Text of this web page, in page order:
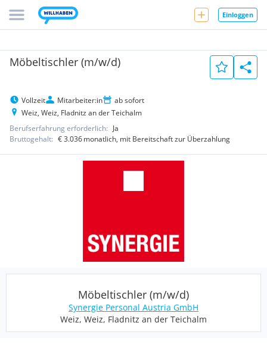
Einloggen
Möbeltischler (m/w/d)
Vollzeit Mitarbeiter:in
ab sofort
Weiz, Weiz, Fladnitz an der Teichalm
Berufserfahrung erforderlich: Ja
Bruttogehalt: € 3.036monatlich, mit Bereitschaft zur Überzahlung